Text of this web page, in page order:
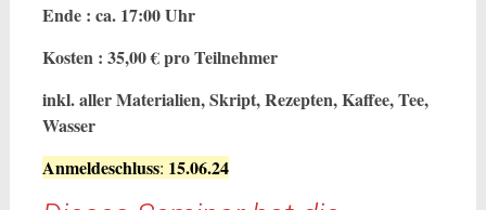
Ende : ca. 17:00 Uhr
Kosten : 35,00 € pro Teilnehmer
inkl. aller Materialien, Skript, Rezepten, Kaffee, Tee,
Wasser
Anmeldeschluss: 15.06.24